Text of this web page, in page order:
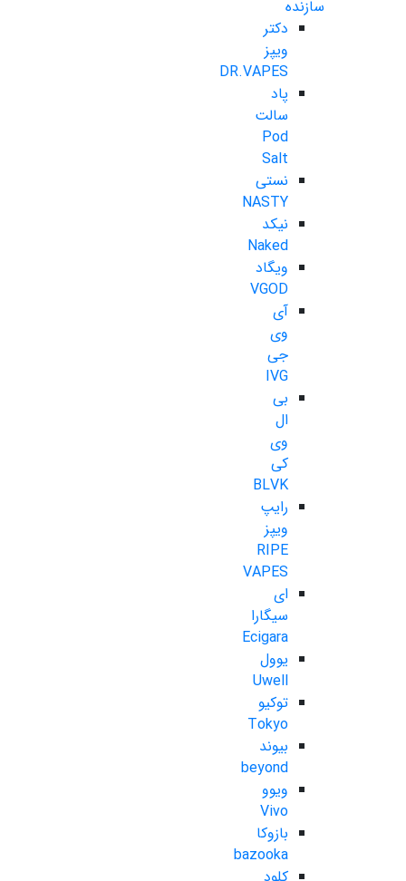
سازنده
دکتر
ویپز
DR.VAPES
پاد
سالت
Pod
Salt
نستی
NASTY
نیکد
Naked
ویگاد
VGOD
آی
وی
جی
IVG
بی
ال
وی
کی
BLVK
رایپ
ویپز
RIPE
VAPES
ای
سیگارا
Ecigara
یوول
Uwell
توکیو
Tokyo
بیوند
beyond
ویوو
Vivo
بازوکا
bazooka